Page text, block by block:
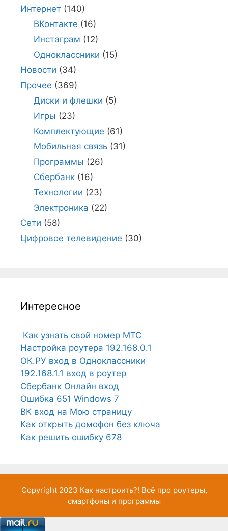
Интернет (140)
ВКонтакте (16)
Инстаграм (12)
Одноклассники (15)
Новости (34)
Прочее (369)
Диски и флешки (5)
Игры (23)
Комплектующие (61)
Мобильная связь(31)
Программы (26)
Сбербанк(16)
Технологии (23)
Электроника (22)
Сети (58)
Цифровое телевидение (30)
Интересное
Как узнать свой номер МТС
Настройка роутера 192.168.0.1
ОК.РУ вход в Одноклассники
192.168.1.1 вход в роутер
Сбербанк Онлайн вход
Ошибка 651 Windows 7
ВК вход на Мою страницу
Как открыть домофон без ключа
Как решить ошибку 678
Copyright 2023 Как настроить?! Всё про роутеры,
смартфоны и программы